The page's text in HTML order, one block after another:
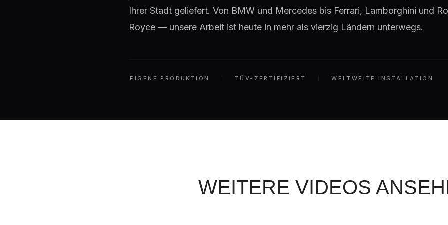
Ihrer Stadt geliefert. Von BMW und Mercedes bis Ferrari, Lamborghini und
Royce — unsere Arbeit ist heute in mehr als vierzig Ländern unterwegs.
EIGENE PRODUKTION TÜV-ZERTIFIZIERT WELTWEITE INSTALLATION
WEITERE VIDEOS